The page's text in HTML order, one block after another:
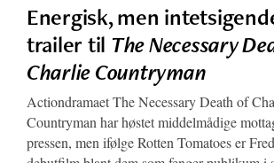
Energisk, men
trailer til The Necessary
Charlie Countryman
Actiondramaet The Necessary Death of
Countryman har høstet middelmådige
pressen, men ifølge Rotten Tomatoes er